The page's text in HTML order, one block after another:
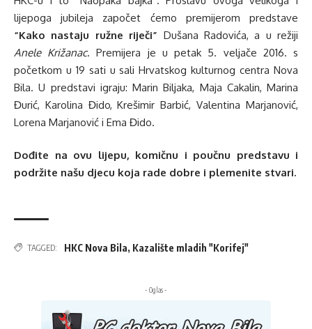
lijepoga jubileja započet ćemo premijerom predstave
“Kako nastaju ružne riječi” Dušana Radovića, a u režiji
Anele Križanac. Premijera je u petak 5. veljače 2016. s
početkom u 19 sati u sali Hrvatskog kulturnog centra Nova
Bila. U predstavi igraju: Marin Biljaka, Maja Cakalin, Marina
Đurić, Karolina Đido, Krešimir Barbić, Valentina Marjanović,
Lorena Marjanović i Ema Đido.
Dođite na ovu lijepu, komičnu i poučnu predstavu i
podržite našu djecu koja rade dobre i plemenite stvari.
TAGGED: HKC Nova Bila, Kazalište mladih "Korifej"
- Oglas -